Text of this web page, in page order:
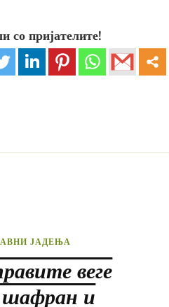
со пријателите!
ЈАДЕЊА
веге
и